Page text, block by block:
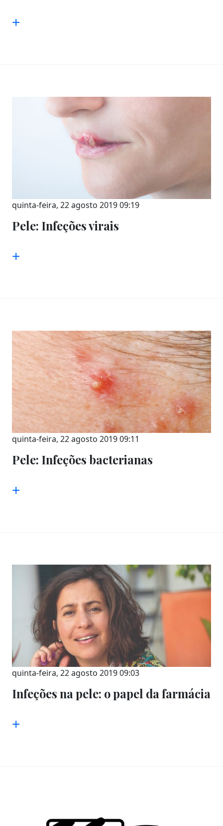
+
quinta-feira, 22 agosto 2019 09:19
Pele: Infeções virais
+
quinta-feira, 22 agosto 2019 09:11
Pele: Infeções bacterianas
+
quinta-feira, 22 agosto 2019 09:03
Infeções na pele: o papel da farmácia
+